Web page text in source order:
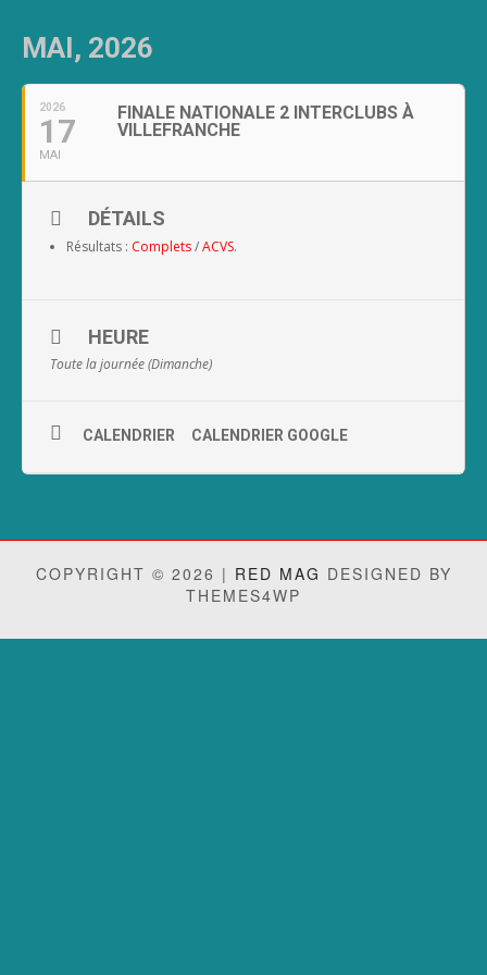
MAI, 2026
2026
17
MAI
FINALE NATIONALE 2 INTERCLUBS À
VILLEFRANCHE
DÉTAILS
Résultats : Complets/ACVS.
HEURE
Toute la journée (Dimanche)
CALENDRIER CALENDRIER GOOGLE
COPYRIGHT © 2026 | RED MAG DESIGNED BY
THEMES4WP